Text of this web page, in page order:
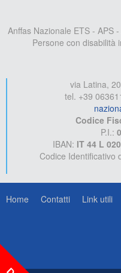
Anffas Nazionale ETS - APS
Persone con disabilità
via Latina,
tel. +39
Codice
P.I.:
IBAN: IT 44 L
Codice Identificativo
Home Contatti Link utili